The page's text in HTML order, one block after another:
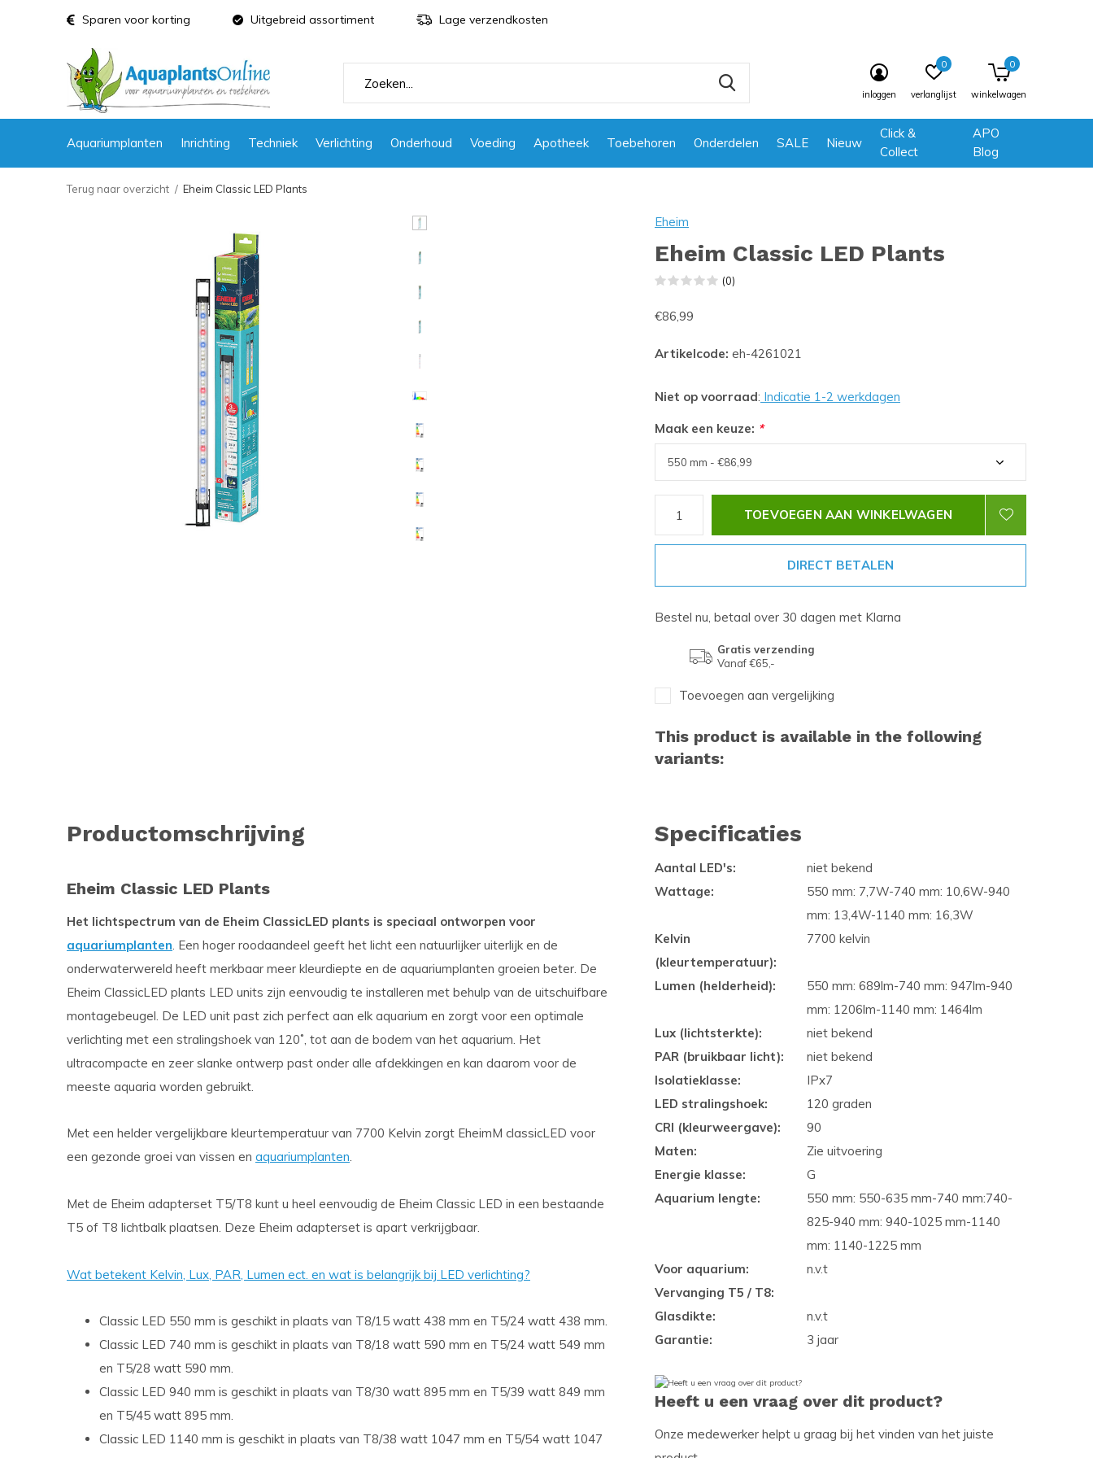
Aquariumplanten Inrichting Techniek Verlichting Onderhoud Voeding Apotheek Toebehoren Onderdelen SALE Nieuw
Click &
Collect
APO
Blog
inloggen verlanglijst
0
winkelwagen
0
Sparen voor korting Uitgebreid assortiment Lage verzendkosten
Terug naar overzicht Eheim Classic LED Plants
Eheim
Eheim Classic LED Plants
(0)
€86,99
Artikelcode: eh-4261021
Niet op voorraad: Indicatie 1-2 werkdagen
Maak een keuze: *
TOEVOEGEN AAN WINKELWAGEN
DIRECT BETALEN
Bestel nu, betaal over 30 dagen met Klarna
Gratis verzending
Vanaf €65,-
Toevoegen aan vergelijking
This product is available in the following
variants:
Productomschrijving
Eheim Classic LED Plants
Het lichtspectrum van de Eheim ClassicLED plants is speciaal ontworpen voor
aquariumplanten. Een hoger roodaandeel geeft het licht een natuurlijker uiterlijk en de
onderwaterwereld heeft merkbaar meer kleurdiepte en de aquariumplanten groeien beter. De
Eheim ClassicLED plants LED units zijn eenvoudig te installeren met behulp van de uitschuifbare
montagebeugel. De LED unit past zich perfect aan elk aquarium en zorgt voor een optimale
verlichting met een stralingshoek van 120˚, tot aan de bodem van het aquarium. Het
ultracompacte en zeer slanke ontwerp past onder alle afdekkingen en kan daarom voor de
meeste aquaria worden gebruikt.
Met een helder vergelijkbare kleurtemperatuur van 7700 Kelvin zorgt EheimM classicLED voor
een gezonde groei van vissen en aquariumplanten.
Met de Eheim adapterset T5/T8 kunt u heel eenvoudig de Eheim Classic LED in een bestaande
T5 of T8 lichtbalk plaatsen. Deze Eheim adapterset is apart verkrijgbaar.
Wat betekent Kelvin, Lux, PAR, Lumen ect. en wat is belangrijk bij LED verlichting?
Classic LED 550 mm is geschikt in plaats van T8/15 watt 438 mm en T5/24 watt 438 mm.
Classic LED 740 mm is geschikt in plaats van T8/18 watt 590 mm en T5/24 watt 549 mm
en T5/28 watt 590 mm.
Classic LED 940 mm is geschikt in plaats van T8/30 watt 895 mm en T5/39 watt 849 mm
en T5/45 watt 895 mm.
Classic LED 1140 mm is geschikt in plaats van T8/38 watt 1047 mm en T5/54 watt 1047
Specificaties
Aantal LED's:
niet bekend
Wattage:
550 mm: 7,7W-740 mm: 10,6W-940
mm: 13,4W-1140 mm: 16,3W
Kelvin
(kleurtemperatuur):
7700 kelvin
Lumen (helderheid):
550 mm: 689lm-740 mm: 947lm-940
mm: 1206lm-1140 mm: 1464lm
Lux (lichtsterkte):
niet bekend
PAR (bruikbaar licht):
niet bekend
Isolatieklasse:
IPx7
LED stralingshoek:
120 graden
CRI (kleurweergave):
90
Maten:
Zie uitvoering
Energie klasse:
G
Aquarium lengte:
550 mm: 550-635 mm-740 mm:740-
825-940 mm: 940-1025 mm-1140
mm: 1140-1225 mm
Voor aquarium:
n.v.t
Vervanging T5 / T8:
Glasdikte:
n.v.t
Garantie:
3 jaar
Heeft u een vraag over dit product?
Onze medewerker helpt u graag bij het vinden van het juiste